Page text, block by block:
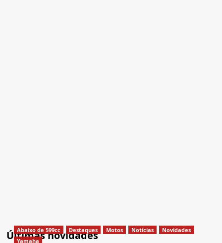
Últimas novidades
Abaixo de 599cc Destaques Motos Notícias
Novidades
Yamaha